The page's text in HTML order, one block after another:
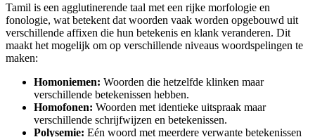
Tamil is een agglutinerende taal met een rijke morfologie en
fonologie, wat betekent dat woorden vaak worden opgebouwd uit
verschillende affixen die hun betekenis en klank veranderen. Dit
maakt het mogelijk om op verschillende niveaus woordspelingen te
maken:
Homoniemen: Woorden die hetzelfde klinken maar
verschillende betekenissen hebben.
Homofonen: Woorden met identieke uitspraak maar
verschillende schrijfwijzen en betekenissen.
Polysemie: Eén woord met meerdere verwante betekenissen